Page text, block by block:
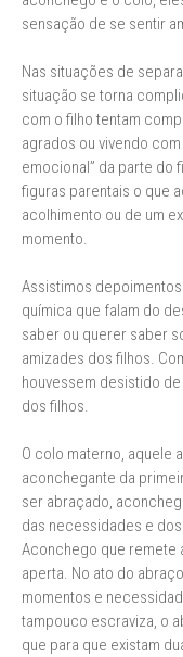
sensação de se sentir
Nas situações de
situação se torna
com o filho tentam
agrados ou vivendo
emocional” da parte do
figuras parentais o que
acolhimento ou de um
momento.
Assistimos
química que falam do
saber ou querer saber
amizades dos filhos.
houvessem desistido
dos filhos.
O colo materno, aquele
aconchegante da
ser abraçado,
das necessidades e
Aconchego que remete
aperta. No ato do
momentos e
tampouco escraviza, o
que para que existam